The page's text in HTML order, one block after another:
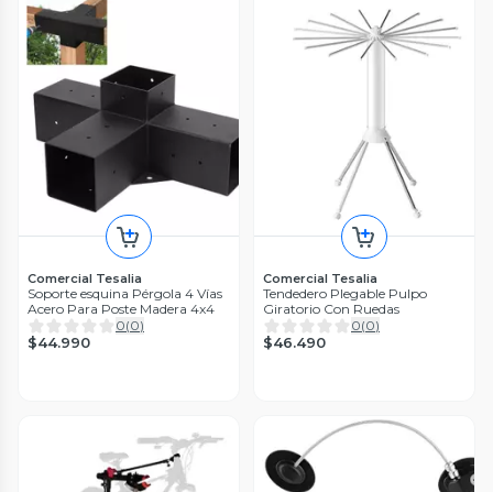
Comercial Tesalia
Soporte esquina Pérgola 4 Vías
Acero Para Poste Madera 4x4
0(0)
$44.990
Comercial Tesalia
Tendedero Plegable Pulpo
Giratorio Con Ruedas
0(0)
$46.490